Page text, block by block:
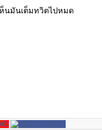
นมันเต็มทวิตไปหมด